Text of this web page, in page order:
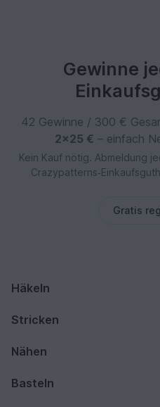
Gewinne
42 Gewinne / 300 €
2×25 € – einfach
Kein Kauf nötig. Abmeldung
Gratis
Häkeln
Stricken
Nähen
Basteln